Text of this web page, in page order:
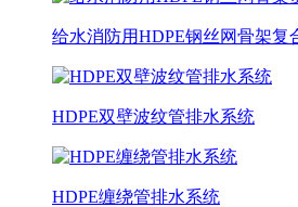
给水消防用HDPE钢丝网骨架复
HDPE双壁波纹管排水系统
HDPE缠绕管排水系统